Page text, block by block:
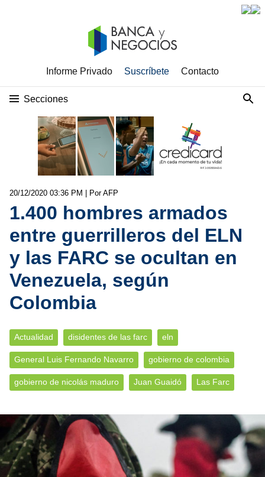
Informe Privado Suscríbete Contacto
Secciones
20/12/2020 03:36 PM | Por AFP
1.400 hombres armados
entre guerrilleros del ELN
y las FARC se ocultan en
Venezuela, según
Colombia
Actualidad disidentes de las farc eln
General Luis Fernando Navarro gobierno de colombia
gobierno de nicolás maduro Juan Guaidó Las Farc